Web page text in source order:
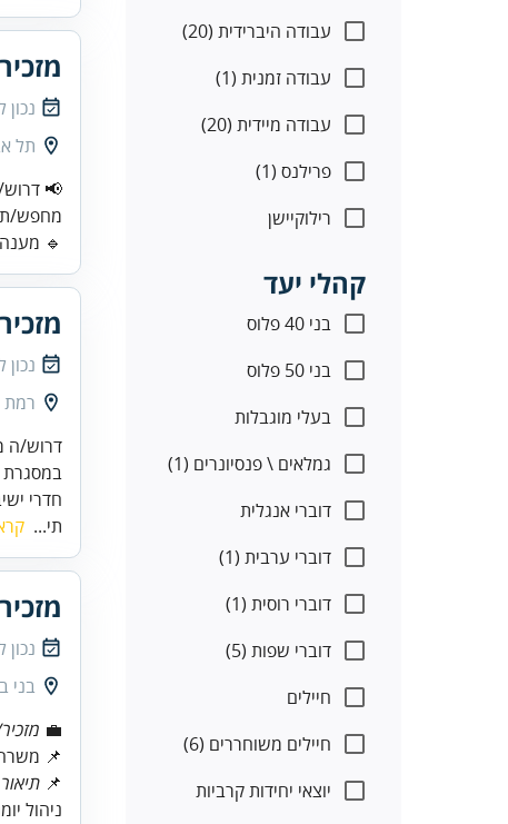
עבודה היברידית (20)
עבודה זמנית (1)
עבודה מיידית (20)
פרילנס (1)
רילוקיישן
קהלי יעד
בני 40 פלוס
בני 50 פלוס
בעלי מוגבלות
גמלאים \ פנסיונרים (1)
דוברי אנגלית
דוברי ערבית (1)
דוברי רוסית (1)
דוברי שפות (5)
חיילים
חיילים משוחררים (6)
יוצאי יחידות קרביות
תל
מחפש/ת
🔹 מענה
רמת
במסגרת
חדרי
תי...
בני
💼
📌 משרה
📌
ניהול